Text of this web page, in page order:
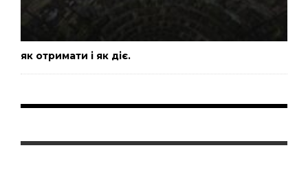
як отримати і як діє.